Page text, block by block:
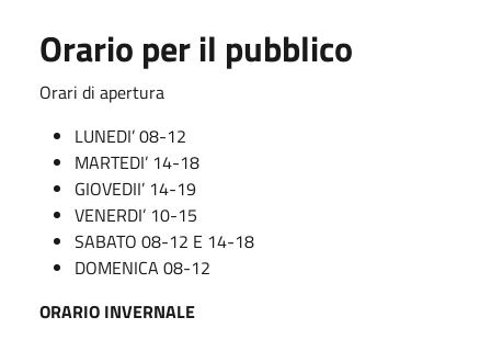
Orario per il pubblico
Orari di apertura
LUNEDI’ 08-12
MARTEDI’ 14-18
GIOVEDII’ 14-19
VENERDI’ 10-15
SABATO 08-12 E 14-18
DOMENICA 08-12
ORARIO INVERNALE